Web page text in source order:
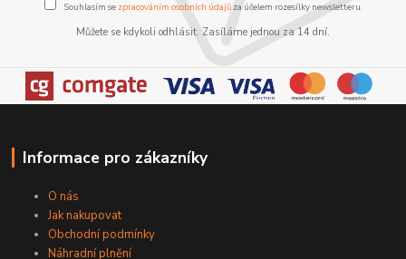
Souhlasím se zpracováním osobních údajůza účelem rozesílky newsletteru.
Můžete se kdykoli odhlásit. Zasíláme jednou za 14 dní.
Informace pro zákazníky
O nás
Jak nakupovat
Obchodní podmínky
Náhradní plnění